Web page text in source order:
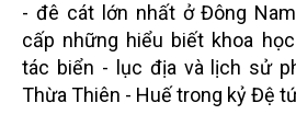
- đê cát lớn nhất ở Đông
cấp những hiểu biết khoa
tác biển - lục địa và lịch sử
Thừa Thiên - Huế trong kỷ Đệ